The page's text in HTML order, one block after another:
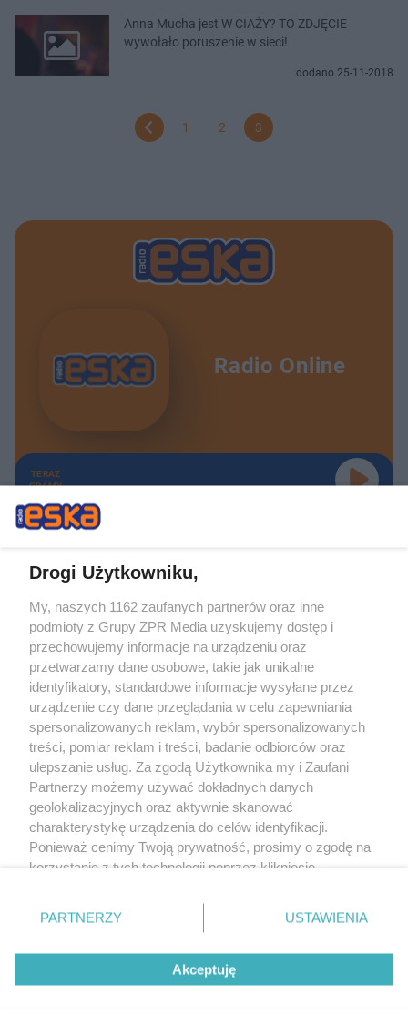
Anna Mucha jest W CIAŻY? TO ZDJĘCIE
wywołało poruszenie w sieci!
dodano 25-11-2018
1 2 3
Radio Online
TERAZ
GRAMY
Żaden utwór zamieszczony w serwisie nie może być powielany i
rozpowszechniany lub dalej rozpowszechniany w jakikolwiek sposób (w
tym także elektroniczny lub mechaniczny) na jakimkolwiek polu
eksploatacji w jakiejkolwiek formie, włącznie z umieszczaniem w Internecie
bez pisemnej zgody właściciela praw. Jakiekolwiek użycie lub
wykorzystanie utworów w całości lub w części z naruszeniem prawa, tzn.
bez właściwej zgody, jest zabronione pod groźbą kary i może być ścigane
prawnie.
O nas
Drogi Użytkowniku,
My, naszych 1162 zaufanych partnerów oraz inne
podmioty z Grupy ZPR Media uzyskujemy dostęp i
przechowujemy informacje na urządzeniu oraz
przetwarzamy dane osobowe, takie jak unikalne
identyfikatory, standardowe informacje wysyłane przez
urządzenie czy dane przeglądania w celu zapewniania
spersonalizowanych reklam, wybór spersonalizowanych
treści, pomiar reklam i treści, badanie odbiorców oraz
ulepszanie usług. Za zgodą Użytkownika my i Zaufani
Partnerzy możemy używać dokładnych danych
geolokalizacyjnych oraz aktywnie skanować
charakterystykę urządzenia do celów identyfikacji.
Ponieważ cenimy Twoją prywatność, prosimy o zgodę na
korzystanie z tych technologii poprzez kliknięcie
zmienić/wycofać klikając przycisk ustawień prywatności
znajdujący się w lewym dolnym rogu strony
rodzaje przetwarzania danych nie wymagają zgody
użytkownika, ale masz prawo sprzeciwić się takiemu
przetwarzaniu. Preferencje będą miały zastosowanie tylko
PARTNERZY USTAWIENIA
Akceptuję